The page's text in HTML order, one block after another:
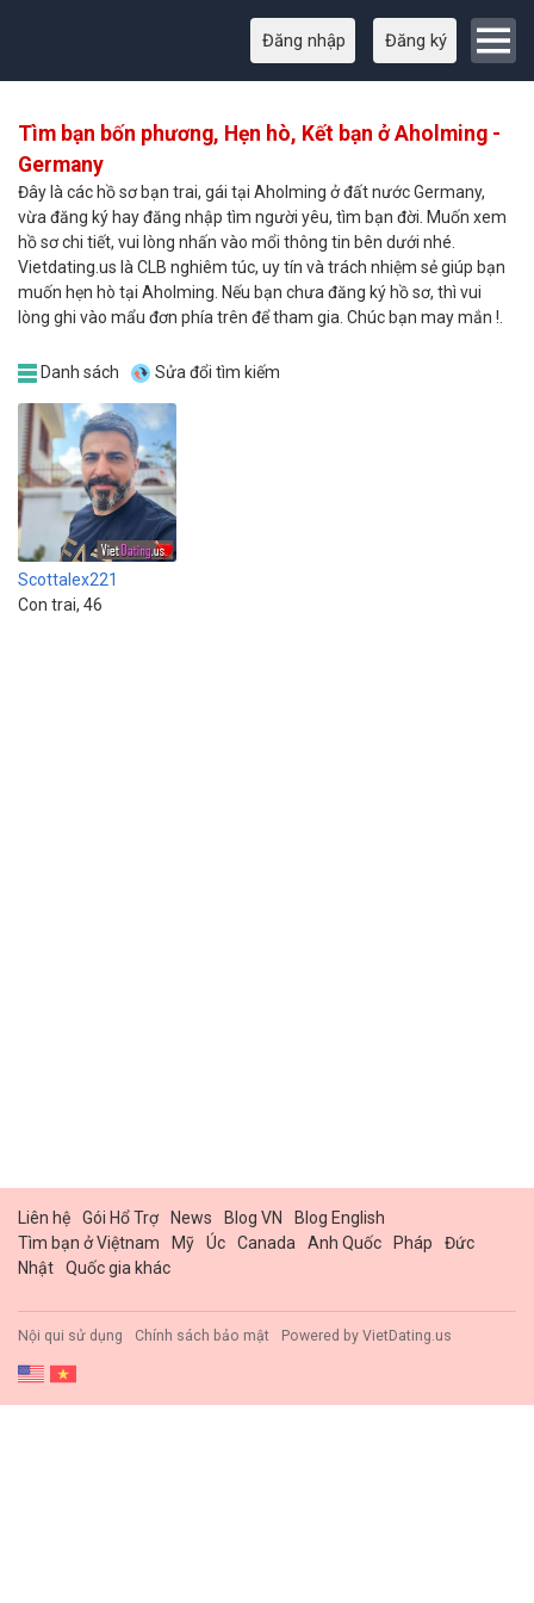
Đăng nhập Đăng ký
Tìm bạn bốn phương, Hẹn hò, Kết bạn ở Aholming -
Germany
Đây là các hồ sơ bạn trai, gái tại Aholming ở đất nước Germany,
vừa đăng ký hay đăng nhập tìm người yêu, tìm bạn đời. Muốn xem
hồ sơ chi tiết, vui lòng nhấn vào mổi thông tin bên dưới nhé.
Vietdating.us là CLB nghiêm túc, uy tín và trách nhiệm sẻ giúp bạn
muốn hẹn hò tại Aholming. Nếu bạn chưa đăng ký hồ sơ, thì vui
lòng ghi vào mẩu đơn phía trên để tham gia. Chúc bạn may mắn !.
Danh sách Sửa đổi tìm kiếm
Scottalex221
Con trai, 46
Liên hệ Gói Hổ Trợ News Blog VN
Blog English
Tìm bạn ở Việtnam
Mỹ Úc Canada Anh Quốc Pháp
Đức
Nhật
Quốc gia khác
Nội qui sử dụng Chính sách bảo mật Powered by VietDating.us